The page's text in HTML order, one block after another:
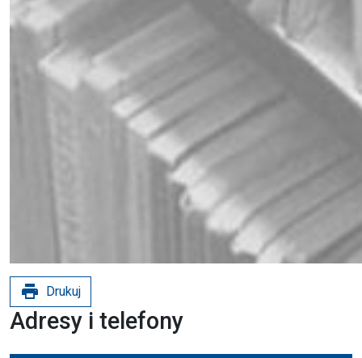
print Drukuj
Adresy i telefony